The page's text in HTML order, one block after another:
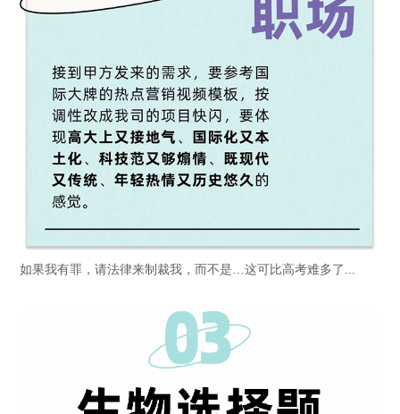
如果我有罪，请法律来制裁我，而不是…这可比高考难多了...